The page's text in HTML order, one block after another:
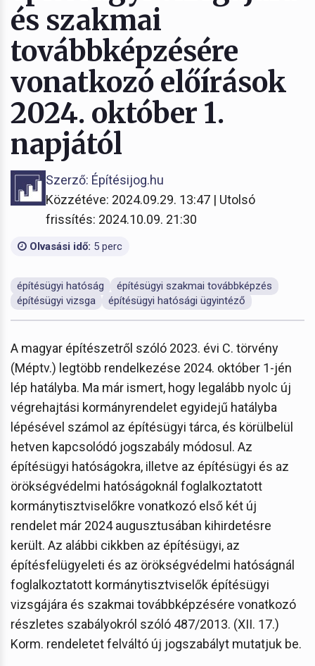
és szakmai
továbbképzésére
vonatkozó előírások
2024. október 1.
napjától
Szerző: Építésijog.hu
Közzétéve: 2024.09.29. 13:47 | Utolsó
frissítés: 2024.10.09. 21:30
Olvasási idő: 5 perc
építésügyi hatóság
építésügyi szakmai továbbképzés
építésügyi vizsga
építésügyi hatósági ügyintéző
A magyar építészetről szóló 2023. évi C. törvény
(Méptv.) legtöbb rendelkezése 2024. október 1-jén
lép hatályba. Ma már ismert, hogy legalább nyolc új
végrehajtási kormányrendelet egyidejű hatályba
lépésével számol az építésügyi tárca, és körülbelül
hetven kapcsolódó jogszabály módosul. Az
építésügyi hatóságokra, illetve az építésügyi és az
örökségvédelmi hatóságoknál foglalkoztatott
kormánytisztviselőkre vonatkozó első két új
rendelet már 2024 augusztusában kihirdetésre
került. Az alábbi cikkben az építésügyi, az
építésfelügyeleti és az örökségvédelmi hatóságnál
foglalkoztatott kormánytisztviselők építésügyi
vizsgájára és szakmai továbbképzésére vonatkozó
részletes szabályokról szóló 487/2013. (XII. 17.)
Korm. rendeletet felváltó új jogszabályt mutatjuk be.